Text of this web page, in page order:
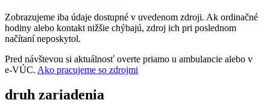
Zobrazujeme iba údaje dostupné v uvedenom zdroji. Ak ordinačné
hodiny alebo kontakt nižšie chýbajú, zdroj ich pri poslednom
načítaní neposkytol.
Pred návštevou si aktuálnosť overte priamo u ambulancie alebo v
e‑VÚC. Ako pracujeme so zdrojmi
druh zariadenia